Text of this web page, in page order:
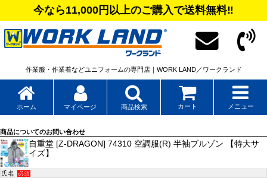
今なら11,000円以上のご購入で送料無料‼
作業服・作業着などユニフォームの専門店｜WORK LAND／ワークランド
ホーム マイページ 商品検索 カート メニュー
商品についてのお問い合わせ
自重堂 [Z-DRAGON] 74310 空調服(R) 半袖ブルゾン 【特大サ
イズ】
氏名 必須